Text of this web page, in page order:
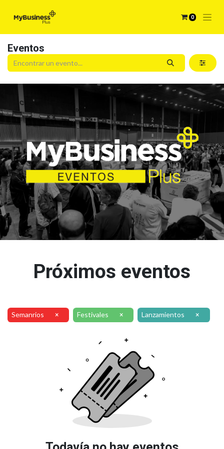
0
Eventos
Próximos eventos
Semanrios × Festivales × Lanzamientos ×